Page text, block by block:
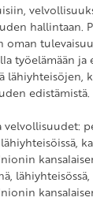
hallintaan.
oman
työelämään
lähiyhteisöjen,
edistämistä.
lähiyhteisössä,